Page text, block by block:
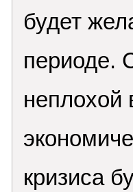
будет
периоде.
неплохой
кризиса